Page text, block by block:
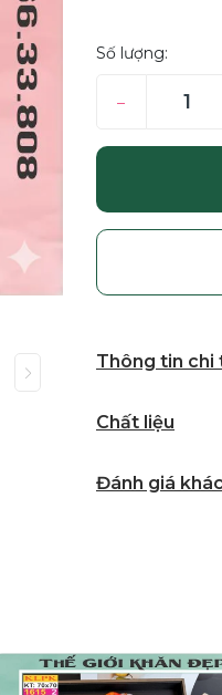
Số lượng:
–
Thông tin chi
Chất liệu
Đánh giá